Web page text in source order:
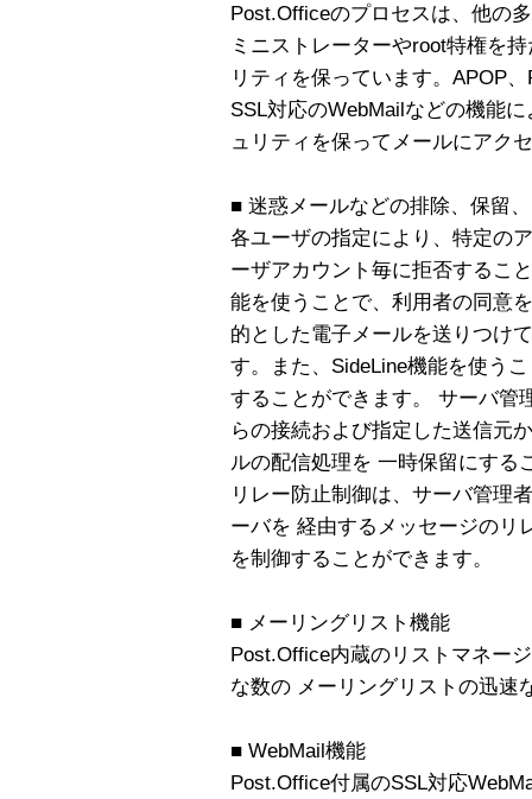
Post.Officeのプロセスは、他の
ミニストレーターやroot特権を
リティを保っています。APOP
SSL対応のWebMailなどの機能
ュリティを保ってメールにアク
■ 迷惑メールなどの排除、保留
各ユーザの指定により、特定の
ーザアカウント毎に拒否するこ
能を使うことで、利用者の同意
的とした電子メールを送りつけ
す。また、SideLine機能を使う
することができます。 サーバ管
らの接続および指定した送信元
ルの配信処理を 一時保留にする
リレー防止制御は、サーバ管理
ーバを 経由するメッセージのリ
を制御することができます。
■ メーリングリスト機能
Post.Office内蔵のリストマネー
な数の メーリングリストの迅速
■ WebMail機能
Post.Office付属のSSL対応